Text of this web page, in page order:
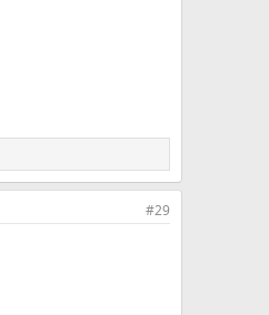
#29